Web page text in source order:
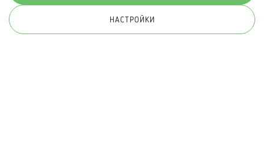
© 2026 Hippoland.net. Всички права запазени
НАСТРОЙКИ